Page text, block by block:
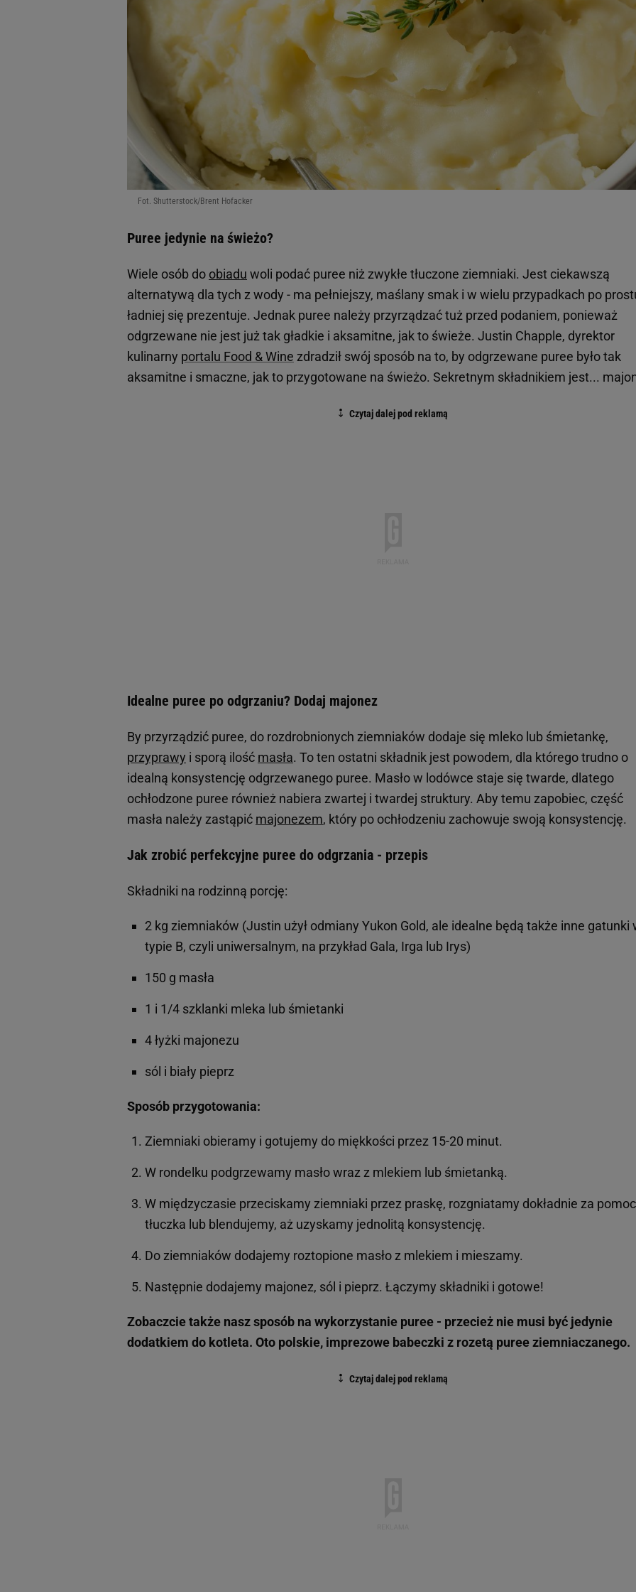
Fot. Shutterstock/Brent Hofacker
Puree jedynie na świeżo?
Wiele osób do obiadu woli podać puree niż zwykłe tłuczone ziemniaki. Jest ciekawszą
alternatywą dla tych z wody - ma pełniejszy, maślany smak i w wielu przypadkach po
ładniej się prezentuje. Jednak puree należy przyrządzać tuż przed podaniem, ponieważ
odgrzewane nie jest już tak gładkie i aksamitne, jak to świeże. Justin Chapple, dyrektor
kulinarny portalu Food & Wine zdradził swój sposób na to, by odgrzewane puree było tak
aksamitne i smaczne, jak to przygotowane na świeżo. Sekretnym składnikiem jest...
Idealne puree po odgrzaniu? Dodaj majonez
By przyrządzić puree, do rozdrobnionych ziemniaków dodaje się mleko lub śmietankę,
przyprawy i sporą ilość masła. To ten ostatni składnik jest powodem, dla którego trudno o
idealną konsystencję odgrzewanego puree. Masło w lodówce staje się twarde, dlatego
ochłodzone puree również nabiera zwartej i twardej struktury. Aby temu zapobiec, część
masła należy zastąpić majonezem, który po ochłodzeniu zachowuje swoją konsystencję.
Jak zrobić perfekcyjne puree do odgrzania - przepis
Składniki na rodzinną porcję:
2 kg ziemniaków (Justin użył odmiany Yukon Gold, ale idealne będą także inne gatunki
typie B, czyli uniwersalnym, na przykład Gala, Irga lub Irys)
150 g masła
1 i 1/4 szklanki mleka lub śmietanki
4 łyżki majonezu
sól i biały pieprz
Sposób przygotowania:
Ziemniaki obieramy i gotujemy do miękkości przez 15-20 minut.
W rondelku podgrzewamy masło wraz z mlekiem lub śmietanką.
W międzyczasie przeciskamy ziemniaki przez praskę, rozgniatamy dokładnie za
tłuczka lub blendujemy, aż uzyskamy jednolitą konsystencję.
Do ziemniaków dodajemy roztopione masło z mlekiem i mieszamy.
Następnie dodajemy majonez, sól i pieprz. Łączymy składniki i gotowe!
Zobaczcie także nasz sposób na wykorzystanie puree - przecież nie musi być jedynie
dodatkiem do kotleta. Oto polskie, imprezowe babeczki z rozetą puree ziemniaczanego.